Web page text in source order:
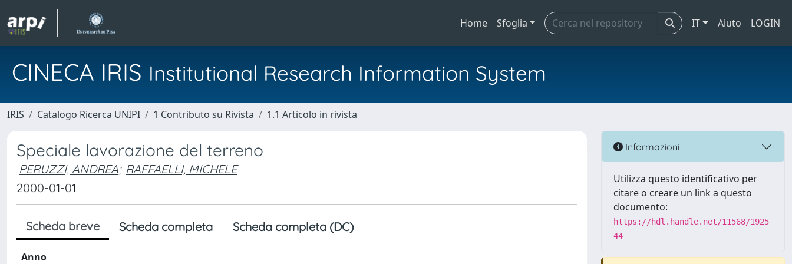
Home Sfoglia IT Aiuto LOGIN
CINECA IRIS Institutional Research Information System
IRIS Catalogo Ricerca UNIPI 1 Contributo su Rivista 1.1 Articolo in rivista
Speciale lavorazione del terreno
PERUZZI, ANDREA; RAFFAELLI, MICHELE
2000-01-01
Scheda breve Scheda completa Scheda completa (DC)
Anno
Informazioni
Utilizza questo identificativo per
citare o creare un link a questo
documento:
https://hdl.handle.net/11568/1925
44